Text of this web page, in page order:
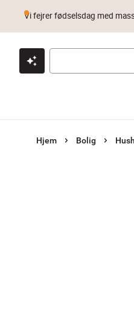
Klik & hent Byt i 1 år
Vi fejrer fødselsdag med
Hjem Bolig